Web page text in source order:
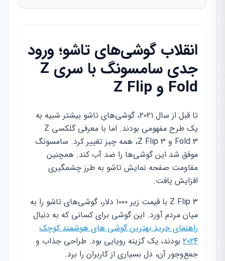
انقلاب گوشی‌های تاشو؛ ورود
جدی سامسونگ با سری Z
Fold و Z Flip
تا قبل از سال ۲۰۲۱، گوشی‌های تاشو بیشتر شبیه به
یک طرح مفهومی بودند. اما با معرفی گلکسی Z
Fold 3 و Z Flip 3، همه چیز تغییر کرد. سامسونگ
موفق شد این گوشی‌ها را ضد آب کند. همچنین
مقاومت صفحه نمایش تاشو به طرز چشمگیری
افزایش یافت.
Z Flip 3 با قیمت زیر ۱۰۰۰ دلار، گوشی‌های تاشو را به
میان مردم آورد. این گوشی برای کسانی که به دنبال
راهنمای خرید بهترین گوشی های هوشمند کوچک
۲۰۲۴ بودند، یک گزینه رویایی بود. طراحی جذاب و
جمع‌وجور آن، دل بسیاری از کاربران را برد.